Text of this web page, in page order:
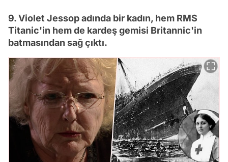
9. Violet Jessop adında bir kadın, hem RMS
Titanic'in hem de kardeş gemisi Britannic'in
batmasından sağ çıktı.